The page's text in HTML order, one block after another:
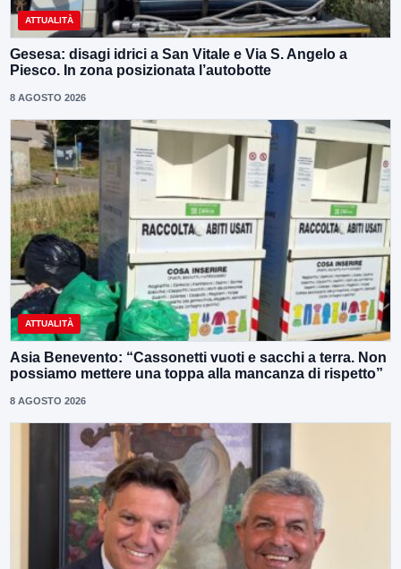
ATTUALITÀ
Gesesa: disagi idrici a San Vitale e Via S. Angelo a
Piesco. In zona posizionata l’autobotte
8 AGOSTO 2026
ATTUALITÀ
Asia Benevento: “Cassonetti vuoti e sacchi a terra. Non
possiamo mettere una toppa alla mancanza di rispetto”
8 AGOSTO 2026